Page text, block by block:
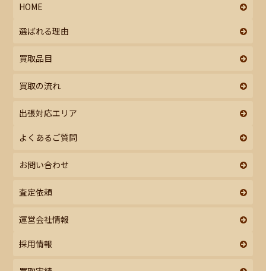
HOME
選ばれる理由
買取品目
買取の流れ
出張対応エリア
よくあるご質問
お問い合わせ
査定依頼
運営会社情報
採用情報